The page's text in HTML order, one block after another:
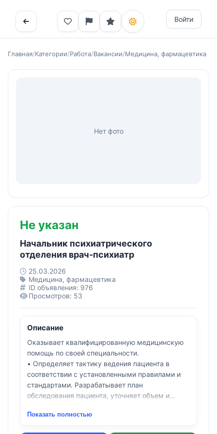
Войти
Главная/Категории/Работа/Вакансии/Медицина, фармацевтика
Нет фото
Не указан
Начальник психиатрического
отделения врач-психиатр
25.03.2026
Медицина, фармацевтика
ID объявления: 976
Просмотров: 53
Описание
Оказывает квалифицированную медицинскую
помощь по своей специальности.
• Определяет тактику ведения пациента в
соответствии с установленными правилами и
стандартами. Разрабатывает план
обследования пациента, уточняет объем и
с целью получения в минимально короткие
Показать полностью